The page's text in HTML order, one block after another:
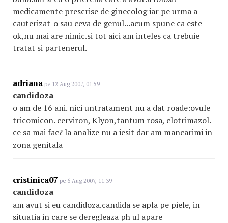
medicamente prescrise de ginecolog iar pe urma a
cauterizat-o sau ceva de genul...acum spune ca este
ok,nu mai are nimic.si tot aici am inteles ca trebuie
tratat si partenerul.
adriana pe 12 Aug 2007, 01:59
candidoza
o am de 16 ani. nici untratament nu a dat roade:ovule
tricomicon. cerviron, Klyon,tantum rosa, clotrimazol.
ce sa mai fac? la analize nu a iesit dar am mancarimi in
zona genitala
cristinica07 pe 6 Aug 2007, 11:39
candidoza
am avut si eu candidoza.candida se apla pe piele, in
situatia in care se deregleaza ph ul apare